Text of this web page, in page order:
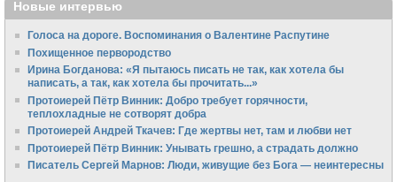
Новые интервью
Голоса на дороге. Воспоминания о Валентине Распутине
Похищенное первородство
Ирина Богданова: «Я пытаюсь писать не так, как хотела бы
написать, а так, как хотела бы прочитать...»
Протоиерей Пётр Винник: Добро требует горячности,
теплохладные не сотворят добра
Протоиерей Андрей Ткачев: Где жертвы нет, там и любви нет
Протоиерей Пётр Винник: Унывать грешно, а страдать должно
Писатель Сергей Марнов: Люди, живущие без Бога — неинтересны